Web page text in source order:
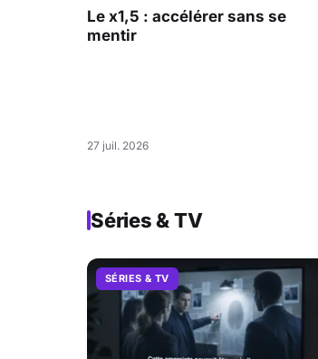
Le x1,5 : accélérer sans se
mentir
27 juil. 2026
Séries & TV
SÉRIES & TV